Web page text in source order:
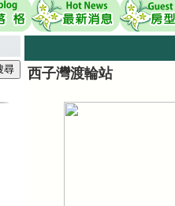
西子灣渡輪站